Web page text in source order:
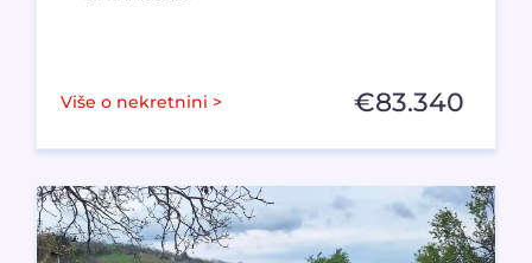
Više o nekretnini > €83.340